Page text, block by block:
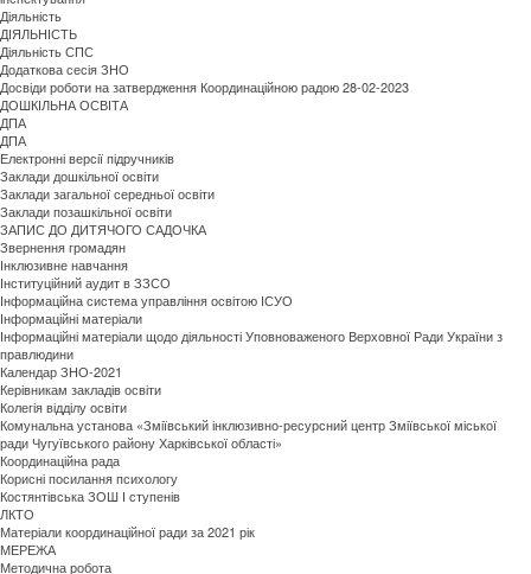
Діяльність
ДІЯЛЬНІСТЬ
Діяльність СПС
Додаткова сесія ЗНО
Досвіди роботи на затвердження Координаційною радою 28-02-2023
ДОШКІЛЬНА ОСВІТА
ДПА
ДПА
Електронні версії підручників
Заклади дошкільної освіти
Заклади загальної середньої освіти
Заклади позашкільної освіти
ЗАПИС ДО ДИТЯЧОГО САДОЧКА
Звернення громадян
Інклюзивне навчання
Інституційний аудит в ЗЗСО
Інформаційна система управління освітою ІСУО
Інформаційні матеріали
Інформаційні матеріали щодо діяльності Уповноваженого Верховної Ради України з
правлюдини
Календар ЗНО-2021
Керівникам закладів освіти
Колегія відділу освіти
Комунальна установа «Зміївський інклюзивно-ресурсний центр Зміївської міської
ради Чугуївського району Харківської області»
Координаційна рада
Корисні посилання психологу
Костянтівська ЗОШ І ступенів
ЛКТО
Матеріали координаційної ради за 2021 рік
МЕРЕЖА
Методична робота